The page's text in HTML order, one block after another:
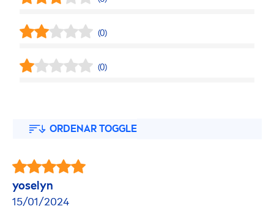
(0)
(0)
ORDENAR TOGGLE
yoselyn
15/01/2024